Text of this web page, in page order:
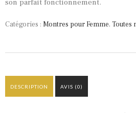
son parfait fonctionnement.
Catégories : Montres pour Femme, Toutes
DESCRIPTION AVIS (0)